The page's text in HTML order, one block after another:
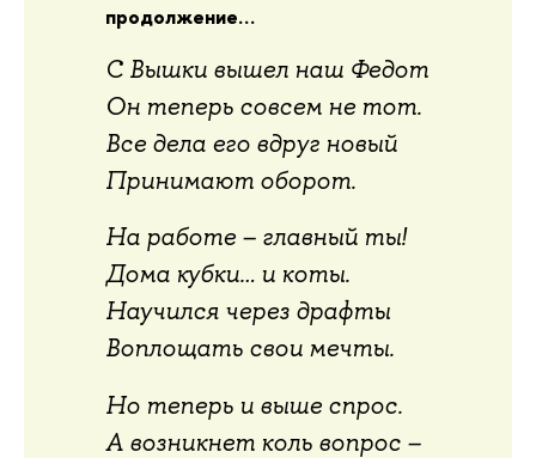
продолжение…
С Вышки вышел наш Федот
Он теперь совсем не тот.
Все дела его вдруг новый
Принимают оборот.
На работе – главный ты!
Дома кубки… и коты.
Научился через драфты
Воплощать свои мечты.
Но теперь и выше спрос.
А возникнет коль вопрос –